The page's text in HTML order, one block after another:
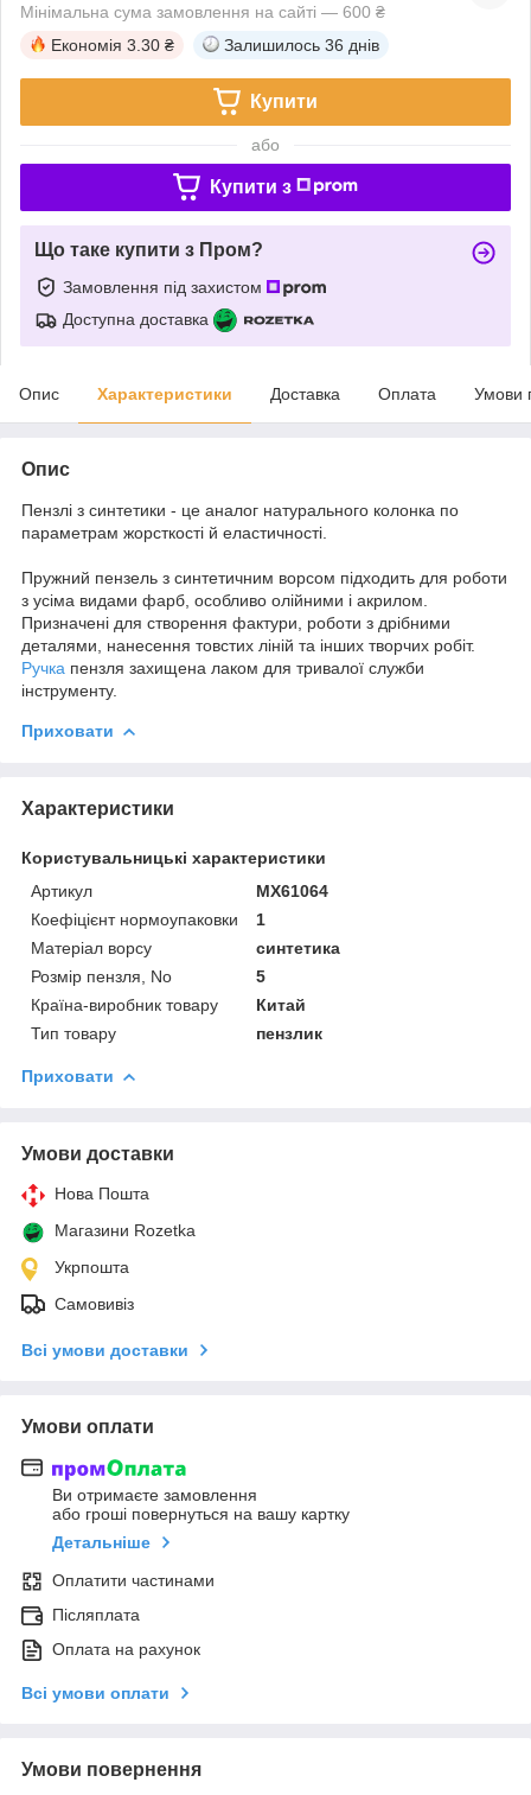
Мінімальна сума замовлення на сайті — 600 ₴
Економія 3.30 ₴ Залишилось 36 днів
Купити
або
Купити з
Що таке купити з Пром?
Замовлення під захистом
Доступна доставка
Опис Характеристики Доставка Оплата Умови
Опис
Пензлі з синтетики - це аналог натурального колонка по
параметрам жорсткості й еластичності.
Пружний пензель з синтетичним ворсом підходить для роботи
з усіма видами фарб, особливо олійними і акрилом.
Призначені для створення фактури, роботи з дрібними
деталями, нанесення товстих ліній та інших творчих робіт.
Ручка пензля захищена лаком для тривалої служби
інструменту.
Приховати
Характеристики
Користувальницькі характеристики
Артикул
MX61064
Коефіцієнт нормоупаковки
1
Матеріал ворсу
синтетика
Розмір пензля, No
5
Країна-виробник товару
Китай
Тип товару
пензлик
Приховати
Умови доставки
Нова Пошта
Магазини Rozetka
Укрпошта
Самовивіз
Всі умови доставки
Умови оплати
Ви отримаєте замовлення
або гроші повернуться на вашу картку
Детальніше
Оплатити частинами
Післяплата
Оплата на рахунок
Всі умови оплати
Умови повернення